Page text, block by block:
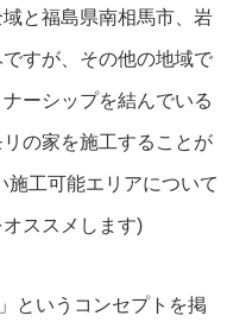
と福島県南相馬市、岩
すが、その他の地域で
ーシップを結んでいる
の家を施工することが
施工可能エリアについて
ススメします)
というコンセプトを掲